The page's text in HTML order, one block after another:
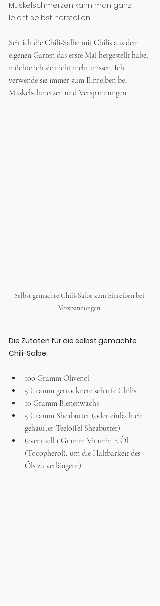
Muskelschmerzen kann man ganz
leicht selbst herstellen.
Seit ich die Chili-Salbe mit Chilis aus dem
eigenen Garten das erste Mal hergestellt habe,
möchte ich sie nicht mehr missen. Ich
verwende sie immer zum Einreiben bei
Muskelschmerzen und Verspannungen.
Selbst gemachte Chili-Salbe zum Einreiben bei
Verspannungen.
Die Zutaten für die selbst gemachte
Chili-Salbe:
1oo Gramm Olivenöl
5 Gramm getrocknete scharfe Chilis
10 Gramm Bienenwachs
5 Gramm Sheabutter (oder einfach ein
gehäufter Teelöffel Sheabutter)
(eventuell 1 Gramm Vitamin E Öl
(Tocopherol), um die Haltbarkeit des
Öls zu verlängern)